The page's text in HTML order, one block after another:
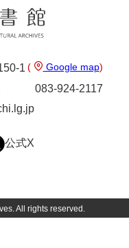
1 ( Google map)
083-924-2117
公式X
All rights reserved.